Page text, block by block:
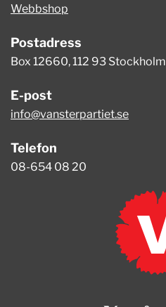
Webbshop
Postadress
Box 12660, 112 93 Stockholm
E-post
info@vansterpartiet.se
Telefon
08-654 08 20